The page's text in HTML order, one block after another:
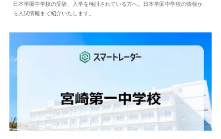
中学情報 2024.04.02
日本学園中学校の受験、入学を検討されている方へ。日本学園中学校の情報か
ら入試情報まで紹介いたします。